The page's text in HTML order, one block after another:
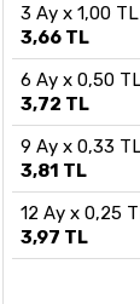
3 Ay x 1,00 TL
3,66 TL
6 Ay x 0,50
3,72 TL
9 Ay x 0,33
3,81 TL
12 Ay x 0,25
3,97 TL